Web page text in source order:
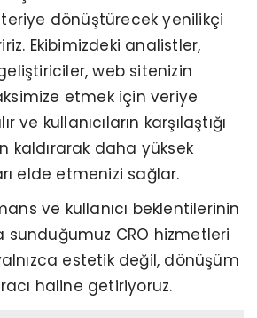
dönüştürecek yenilikçi
Ekibimizdeki analistler,
web sitenizin
etmek için veriye
ve kullanıcıların karşılaştığı
kaldırarak daha yüksek
elde etmenizi sağlar.
ve kullanıcı beklentilerinin
sunduğumuz CRO hizmetleri
estetik değil, dönüşüm
haline getiriyoruz.